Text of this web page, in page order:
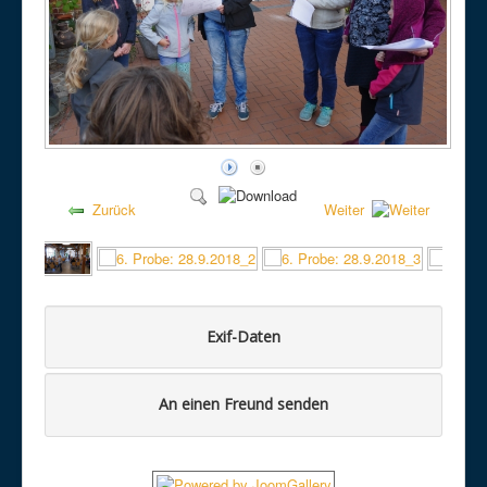
Zurück Weiter
Exif-Daten
An einen Freund senden